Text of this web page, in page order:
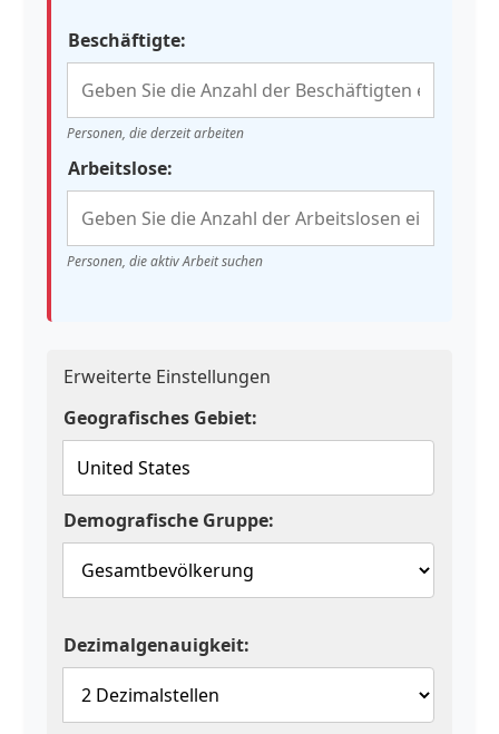
Beschäftigte:
Personen, die derzeit arbeiten
Arbeitslose:
Personen, die aktiv Arbeit suchen
Erweiterte Einstellungen
Geografisches Gebiet:
Demografische Gruppe:
Dezimalgenauigkeit: